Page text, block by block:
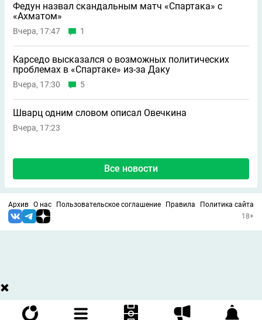
Федун назвал скандальным матч «Спартака» с
«Ахматом»
Вчера, 17:47 1
Карседо высказался о возможных политических
проблемах в «Спартаке» из-за Даку
Вчера, 17:30 5
Шварц одним словом описал Овечкина
Вчера, 17:23
Все новости
Архив О нас Пользовательское соглашение Правила
Политика сайта
18+